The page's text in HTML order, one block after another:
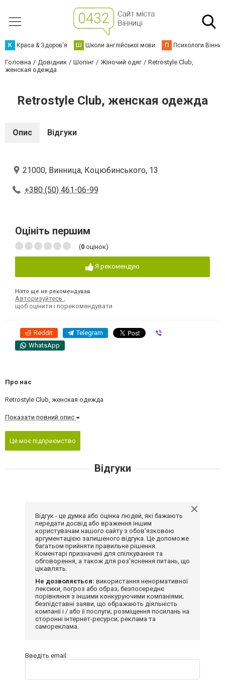
К Краса & Здоров'я Ш Школи англійської мови П Психологи
Головна Довідник Шопінг Жіночий одяг
Retrostyle Club,
женская одежда
Retrostyle Club, женская одежда
Опис Відгуки
21000, Винница, Коцюбинського, 13
+380 (50) 461-06-99
Оцініть першим
(0 оцінок)
Я рекомендую
Ніхто ще не рекомендував
Авторизуйтесь
щоб оцінити і порекомендувати
Reddit Telegram
WhatsApp
Про нас
Retrostyle Club, женская одежда
Показати повний опис
Це моє підприємство
Відгуки
Відгук - це думка або оцінка людей, які бажають
передати досвід або враження іншим
користувачам нашого сайту з обов'язковою
аргументацією залишеного відгука. Це допоможе
багатьом прийняти правильне рішення.
Коментарі призначені для спілкування та
обговорення, а також для роз'яснення питань, що
цікавлять.
Не дозволяється: використання ненормативної
лексики, погроз або образ; безпосереднє
порівняння з іншими конкуруючими компаніями;
безпідставні заяви, що ображають діяльність
компанії і / або її послуги; розміщення посилань на
сторонні інтернет-ресурси; реклама та
самореклама.
Введіть email: